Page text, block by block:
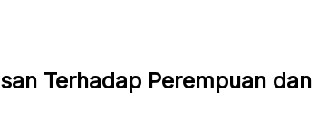
Terhadap Perempuan